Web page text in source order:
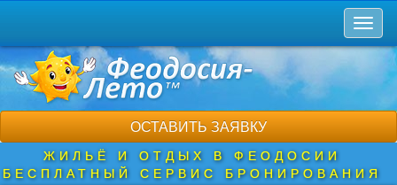
основному
содержанию
ОСТАВИТЬ ЗАЯВКУ
ЖИЛЬЁ И ОТДЫХ В ФЕОДОСИИ
БЕСПЛАТНЫЙ СЕРВИС БРОНИРОВАНИЯ